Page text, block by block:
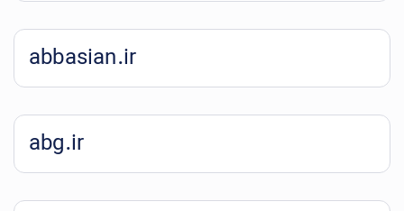
abbasian.ir
abg.ir